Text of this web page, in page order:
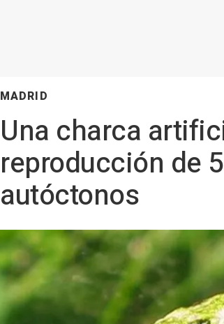
MADRID
Una charca
reproducción de
autóctonos